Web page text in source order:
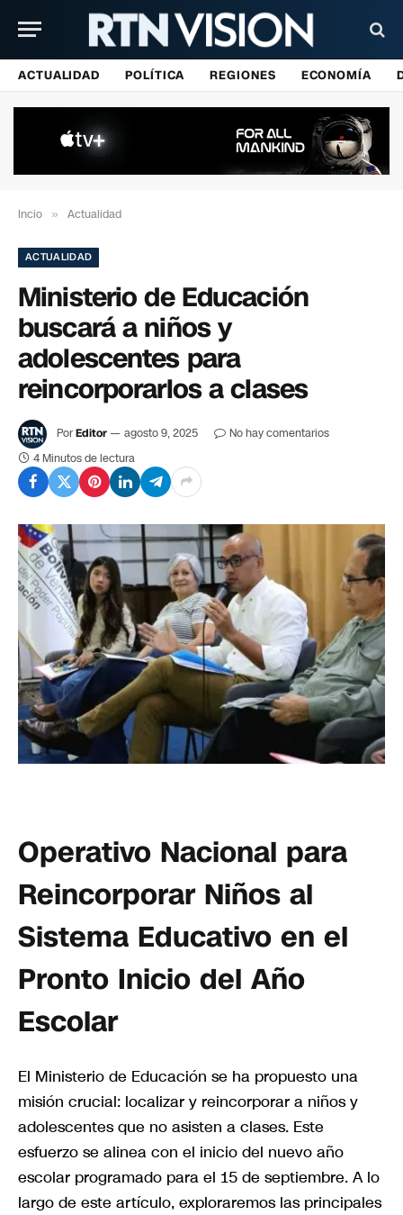
ACTUALIDAD POLÍTICA REGIONES ECONOMÍA
Incio » Actualidad
ACTUALIDAD
Ministerio de Educación
buscará a niños y
adolescentes para
reincorporarlos a clases
PorEditor agosto 9, 2025
No hay comentarios
4 Minutos de lectura
Operativo Nacional para
Reincorporar Niños al
Sistema Educativo en el
Pronto Inicio del Año
Escolar
El Ministerio de Educación se ha propuesto una
misión crucial: localizar y reincorporar a niños y
adolescentes que no asisten a clases. Este
esfuerzo se alinea con el inicio del nuevo año
escolar programado para el 15 de septiembre. A lo
largo de este artículo, exploraremos las principales